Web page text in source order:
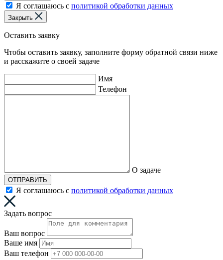
Я соглашаюсь с политикой обработки данных
Закрыть
Оставить заявку
Чтобы оставить заявку, заполните форму обратной связи ниже
и расскажите о своей задаче
Имя
Телефон
О задаче
ОТПРАВИТЬ
Я соглашаюсь с политикой обработки данных
Задать вопрос
Ваш вопрос
Ваше имя
Ваш телефон